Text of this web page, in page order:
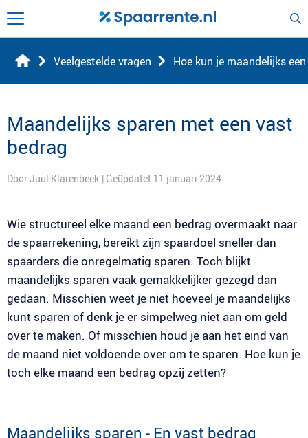
Veelgestelde vragen Hoe kun je maandelijks
Maandelijks sparen met een vast
bedrag
Door Juul Klarenbeek | Geüpdatet 11 januari 2024
Wie structureel elke maand een bedrag overmaakt naar
de spaarrekening, bereikt zijn spaardoel sneller dan
spaarders die onregelmatig sparen. Toch blijkt
maandelijks sparen vaak gemakkelijker gezegd dan
gedaan. Misschien weet je niet hoeveel je maandelijks
kunt sparen of denk je er simpelweg niet aan om geld
over te maken. Of misschien houd je aan het eind van
de maand niet voldoende over om te sparen. Hoe kun je
toch elke maand een bedrag opzij zetten?
Maandelijks sparen - En vast bedrag